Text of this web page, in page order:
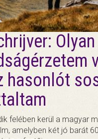
Olyan
hasonlót
felében kerül a magyar
amelyben két jó barát